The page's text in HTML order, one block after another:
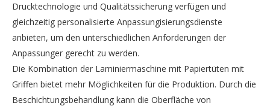
Drucktechnologie und Qualitätssicherung verfügen und
gleichzeitig personalisierte Anpassungisierungsdienste
anbieten, um den unterschiedlichen Anforderungen der
Anpassunger gerecht zu werden.
Die Kombination der Laminiermaschine mit Papiertüten mit
Griffen bietet mehr Möglichkeiten für die Produktion. Durch die
Beschichtungsbehandlung kann die Oberfläche von